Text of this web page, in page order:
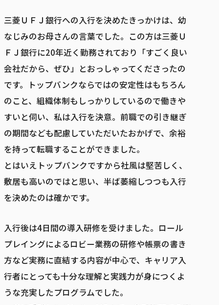
三菱ＵＦＪ銀行への入行を決めたきっかけは、幼
なじみのお母さんの言葉でした。この方は三菱Ｕ
ＦＪ銀行に20年近く勤務されており「すごく良い
会社だから、ぜひ」とおっしゃってくださったの
です。トップバンクならではの安定性はもちろん
のこと、組織体制もしっかりしているので働きや
すいと伺い、私は入行を決意。前職での引き継ぎ
の期間なども配慮していただいたおかげで、余裕
を持って転職することができました。
とはいえトップバンクですから社風は堅苦しく、
敷居も高いのではと思い、半ば萎縮しつつも入行
を決めたのは確かです。
入行後は4日間の導入研修を受けました。ロール
プレイングによるロビー業務の研修や帳票の書き
方など実務に直結する内容が中心で、キャリア入
行者にとっても十分な理解と実践力が身につくよ
うな充実したプログラムでした。